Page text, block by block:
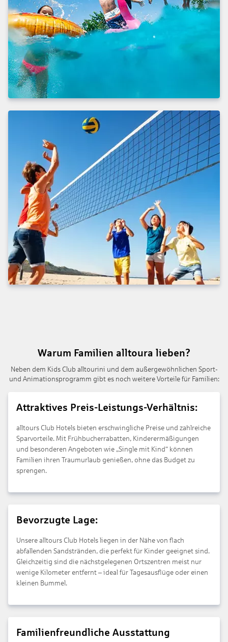
Warum Familien alltoura lieben?
Neben dem Kids Club alltourini und dem außergewöhnlichen Sport-
und Animationsprogramm gibt es noch weitere Vorteile für Familien:
Attraktives Preis-Leistungs-Verhältnis:
alltours Club Hotels bieten erschwingliche Preise und zahlreiche
Sparvorteile. Mit Frühbucherrabatten, Kinderermäßigungen
und besonderen Angeboten wie „Single mit Kind“ können
Familien ihren Traumurlaub genießen, ohne das Budget zu
sprengen.
Bevorzugte Lage:
Unsere alltours Club Hotels liegen in der Nähe von flach
abfallenden Sandstränden, die perfekt für Kinder geeignet sind.
Gleichzeitig sind die nächstgelegenen Ortszentren meist nur
wenige Kilometer entfernt – ideal für Tagesausflüge oder einen
kleinen Bummel.
Familienfreundliche Ausstattung